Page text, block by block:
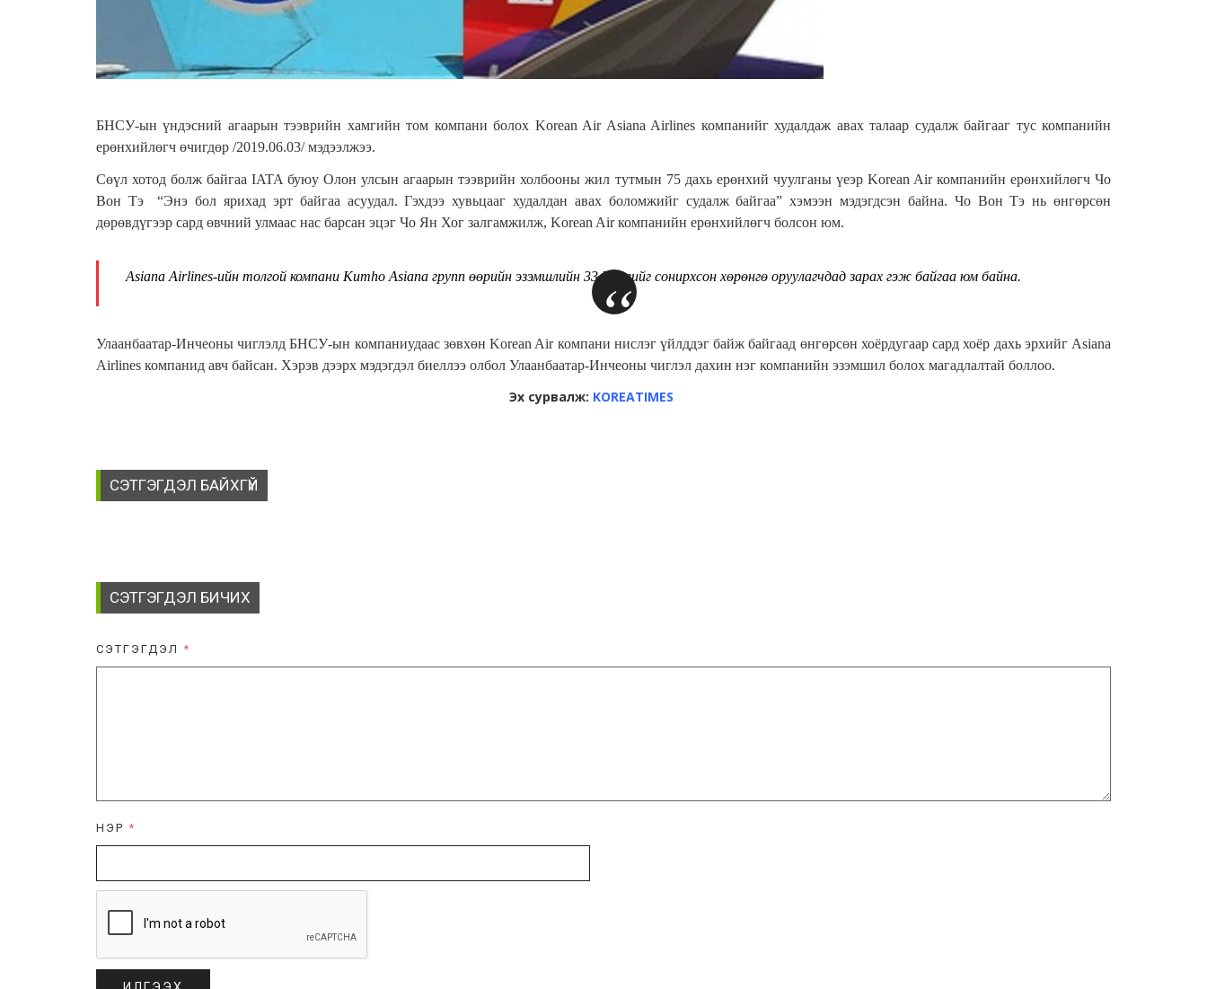
БНСУ-ын үндэсний агаарын тээврийн хамгийн том компани болох Korean Air Asiana Airlines компанийг худалдаж авах талаар судалж байгааг тус компанийн
ерөнхийлөгч өчигдөр /2019.06.03/ мэдээлжээ.
Сөүл хотод болж байгаа IATA буюу Олон улсын агаарын тээврийн холбооны жил тутмын 75 дахь ерөнхий чуулганы үеэр Korean Air компанийн ерөнхийлөгч Чо
Вон Тэ “Энэ бол ярихад эрт байгаа асуудал. Гэхдээ хувьцааг худалдан авах боломжийг судалж байгаа” хэмээн мэдэгдсэн байна. Чо Вон Тэ нь өнгөрсөн
дөрөвдүгээр сард өвчний улмаас нас барсан эцэг Чо Ян Хог залгамжилж, Korean Air компанийн ерөнхийлөгч болсон юм.
Asiana Airlines-ийн толгой компани Kumho Asiana групп өөрийн эзэмшлийн 33.5 хувийг сонирхсон хөрөнгө оруулагчдад зарах гэж байгаа юм байна.
Улаанбаатар-Инчеоны чиглэлд БНСУ-ын компаниудаас зөвхөн Korean Air компани нислэг үйлддэг байж байгаад өнгөрсөн хоёрдугаар сард хоёр дахь эрхийг Asiana
Airlines компанид авч байсан. Хэрэв дээрх мэдэгдэл биеллээ олбол Улаанбаатар-Инчеоны чиглэл дахин нэг компанийн эзэмшил болох магадлалтай боллоо.
Эх сурвалж: KOREATIMES
СЭТГЭГДЭЛ БАЙХГҮЙ
СЭТГЭГДЭЛ БИЧИХ
СЭТГЭГДЭЛ *
НЭР *